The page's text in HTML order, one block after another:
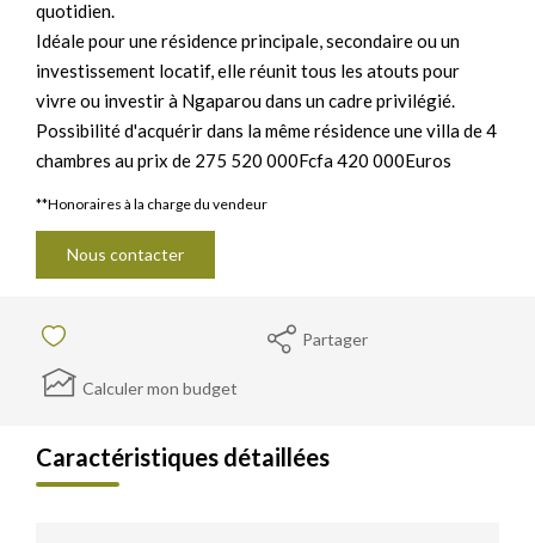
quotidien.
Idéale pour une résidence principale, secondaire ou un
investissement locatif, elle réunit tous les atouts pour
vivre ou investir à Ngaparou dans un cadre privilégié.
Possibilité d'acquérir dans la même résidence une villa de 4
chambres au prix de 275 520 000Fcfa 420 000Euros
**Honoraires à la charge du vendeur
Nous contacter
Partager
Calculer mon budget
Caractéristiques détaillées